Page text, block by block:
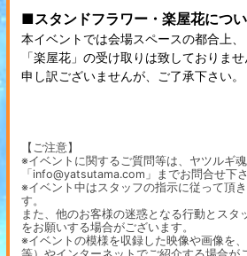
■スタンドフラワー・楽屋花につ
本イベントでは会場スペースの都合上、
「楽屋花」の受け取りは致しておりませ
申し訳ございませんが、ご了承下さい。
【ご注意】
※イベントに関するご質問等は、ヤツルギ
「info@yatsutama.com」までお問合せ下さ
※イベント中はスタッフの指示に従って頂
す。
また、他のお客様の迷惑となる行動とスタ
をお願いする場合がございます。
※イベントの模様を収録した映像や画像を